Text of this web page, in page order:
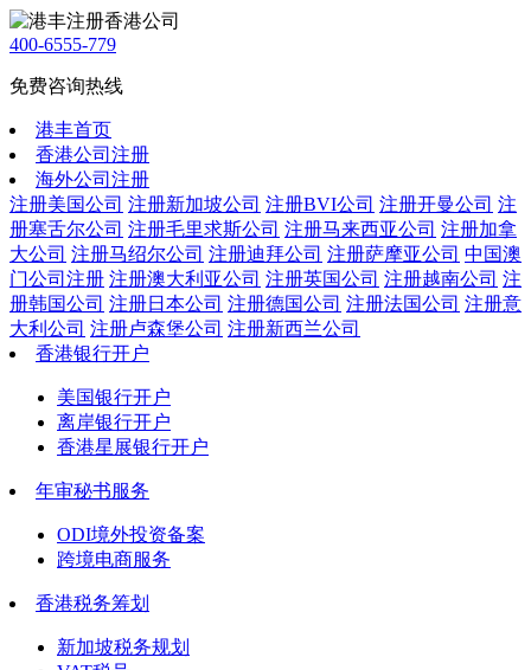
400-6555-779
免费咨询热线
港丰首页
香港公司注册
海外公司注册
注册美国公司 注册新加坡公司 注册BVI公司 注册开曼公司 注
册塞舌尔公司 注册毛里求斯公司 注册马来西亚公司 注册加拿
大公司 注册马绍尔公司 注册迪拜公司 注册萨摩亚公司 中国澳
门公司注册 注册澳大利亚公司 注册英国公司 注册越南公司 注
册韩国公司 注册日本公司 注册德国公司 注册法国公司 注册意
大利公司 注册卢森堡公司 注册新西兰公司
香港银行开户
美国银行开户
离岸银行开户
香港星展银行开户
年审秘书服务
ODI境外投资备案
跨境电商服务
香港税务筹划
新加坡税务规划